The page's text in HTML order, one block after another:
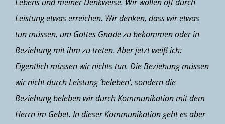
Leistung etwas erreichen. Wir denken, dass wir etwas
tun müssen, um Gottes Gnade zu bekommen oder in
Beziehung mit ihm zu treten. Aber jetzt weiß ich:
Eigentlich müssen wir nichts tun. Die Beziehung müssen
wir nicht durch Leistung ‘beleben’, sondern die
Beziehung beleben wir durch Kommunikation mit dem
Herrn im Gebet. In dieser Kommunikation geht es aber